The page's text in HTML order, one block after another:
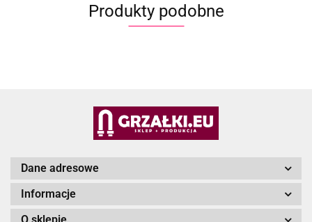
Produkty podobne
Dane adresowe
Informacje